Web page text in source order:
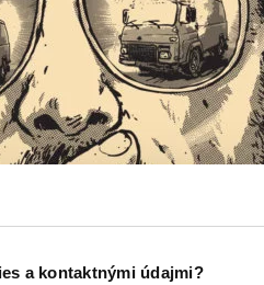
a kontaktnými údajmi?